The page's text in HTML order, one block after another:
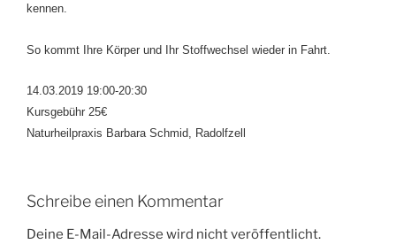
kennen.
So kommt Ihre Körper und Ihr Stoffwechsel wieder in Fahrt.
14.03.2019 19:00-20:30
Kursgebühr 25€
Naturheilpraxis Barbara Schmid, Radolfzell
Schreibe einen Kommentar
Deine E-Mail-Adresse wird nicht veröffentlicht.